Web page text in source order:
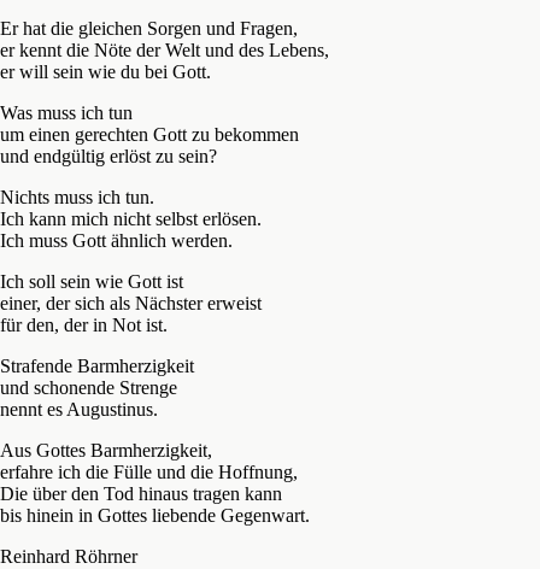
Er hat die gleichen Sorgen und Fragen,
er kennt die Nöte der Welt und des Lebens,
er will sein wie du bei Gott.
Was muss ich tun
um einen gerechten Gott zu bekommen
und endgültig erlöst zu sein?
Nichts muss ich tun.
Ich kann mich nicht selbst erlösen.
Ich muss Gott ähnlich werden.
Ich soll sein wie Gott ist
einer, der sich als Nächster erweist
für den, der in Not ist.
Strafende Barmherzigkeit
und schonende Strenge
nennt es Augustinus.
Aus Gottes Barmherzigkeit,
erfahre ich die Fülle und die Hoffnung,
Die über den Tod hinaus tragen kann
bis hinein in Gottes liebende Gegenwart.
Reinhard Röhrner